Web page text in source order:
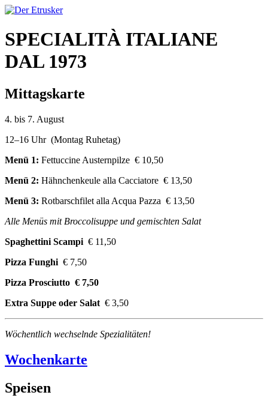
SPECIALITÀ ITALIANE
DAL 1973
Mittagskarte
4. bis 7. August
12–16 Uhr (Montag Ruhetag)
Menü 1: Fettuccine Austernpilze € 10,50
Menü 2: Hähnchenkeule alla Cacciatore € 13,50
Menü 3: Rotbarschfilet alla Acqua Pazza € 13,50
Alle Menüs mit Broccolisuppe und gemischten Salat
Spaghettini Scampi € 11,50
Pizza Funghi € 7,50
Pizza Prosciutto € 7,50
Extra Suppe oder Salat € 3,50
Wöchentlich wechselnde Spezialitäten!
Wochenkarte
Speisen